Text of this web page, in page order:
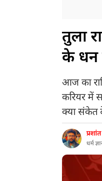
तुला
के धन
आज का
करियर में
क्या संकेत
धर्म